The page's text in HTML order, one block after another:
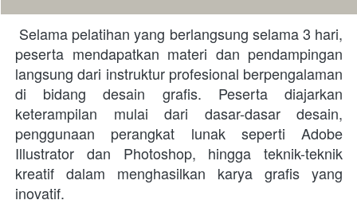
peserta mendapatkan materi dan pendampingan
langsung dari instruktur profesional berpengalaman
di bidang desain grafis. Peserta diajarkan
keterampilan mulai dari dasar-dasar desain,
penggunaan perangkat lunak seperti Adobe
Illustrator dan Photoshop, hingga teknik-teknik
kreatif dalam menghasilkan karya grafis yang
inovatif.